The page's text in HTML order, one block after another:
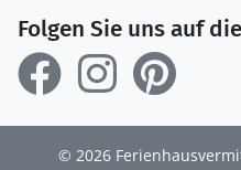
Folgen Sie uns auf
© 2026